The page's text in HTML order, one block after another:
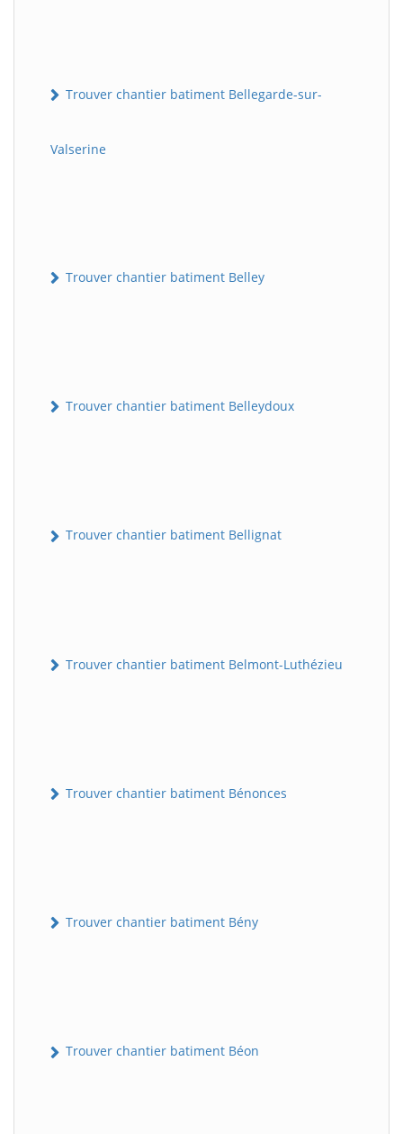
Trouver chantier batiment Bellegarde-sur-
Valserine
Trouver chantier batiment Belley
Trouver chantier batiment Belleydoux
Trouver chantier batiment Bellignat
Trouver chantier batiment Belmont-Luthézieu
Trouver chantier batiment Bénonces
Trouver chantier batiment Bény
Trouver chantier batiment Béon